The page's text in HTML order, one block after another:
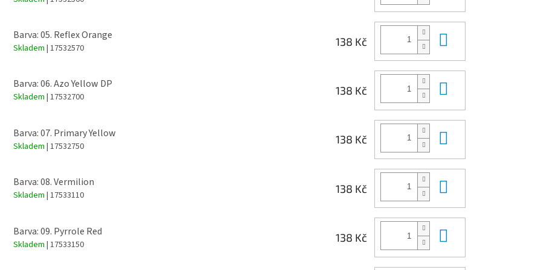
Barva: 05. Reflex Orange
Skladem | 17532570
138 Kč
Barva: 06. Azo Yellow DP
Skladem | 17532700
138 Kč
Barva: 07. Primary Yellow
Skladem | 17532750
138 Kč
Barva: 08. Vermilion
Skladem | 17533110
138 Kč
Barva: 09. Pyrrole Red
Skladem | 17533150
138 Kč